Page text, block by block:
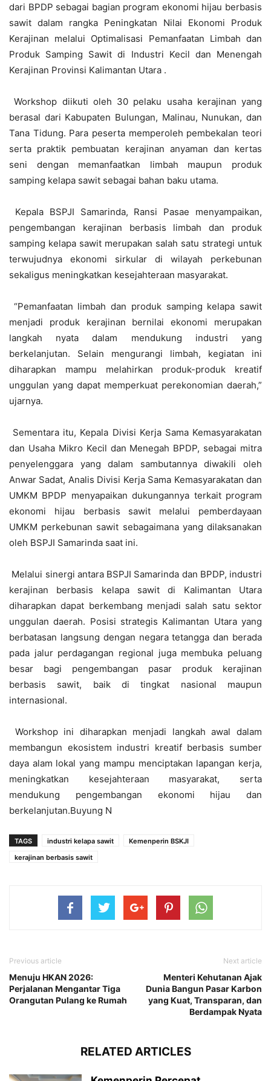
dari BPDP sebagai bagian program ekonomi hijau berbasis
sawit dalam rangka Peningkatan Nilai Ekonomi Produk
Kerajinan melalui Optimalisasi Pemanfaatan Limbah dan
Produk Samping Sawit di Industri Kecil dan Menengah
Kerajinan Provinsi Kalimantan Utara .
Workshop diikuti oleh 30 pelaku usaha kerajinan yang
berasal dari Kabupaten Bulungan, Malinau, Nunukan, dan
Tana Tidung. Para peserta memperoleh pembekalan teori
serta praktik pembuatan kerajinan anyaman dan kertas
seni dengan memanfaatkan limbah maupun produk
samping kelapa sawit sebagai bahan baku utama.
Kepala BSPJI Samarinda, Ransi Pasae menyampaikan,
pengembangan kerajinan berbasis limbah dan produk
samping kelapa sawit merupakan salah satu strategi untuk
terwujudnya ekonomi sirkular di wilayah perkebunan
sekaligus meningkatkan kesejahteraan masyarakat.
“Pemanfaatan limbah dan produk samping kelapa sawit
menjadi produk kerajinan bernilai ekonomi merupakan
langkah nyata dalam mendukung industri yang
berkelanjutan. Selain mengurangi limbah, kegiatan ini
diharapkan mampu melahirkan produk-produk kreatif
unggulan yang dapat memperkuat perekonomian daerah,”
ujarnya.
Sementara itu, Kepala Divisi Kerja Sama Kemasyarakatan
dan Usaha Mikro Kecil dan Menegah BPDP, sebagai mitra
penyelenggara yang dalam sambutannya diwakili oleh
Anwar Sadat, Analis Divisi Kerja Sama Kemasyarakatan dan
UMKM BPDP menyapaikan dukungannya terkait program
ekonomi hijau berbasis sawit melalui pemberdayaan
UMKM perkebunan sawit sebagaimana yang dilaksanakan
oleh BSPJI Samarinda saat ini.
Melalui sinergi antara BSPJI Samarinda dan BPDP, industri
kerajinan berbasis kelapa sawit di Kalimantan Utara
diharapkan dapat berkembang menjadi salah satu sektor
unggulan daerah. Posisi strategis Kalimantan Utara yang
berbatasan langsung dengan negara tetangga dan berada
pada jalur perdagangan regional juga membuka peluang
besar bagi pengembangan pasar produk kerajinan
berbasis sawit, baik di tingkat nasional maupun
internasional.
Workshop ini diharapkan menjadi langkah awal dalam
membangun ekosistem industri kreatif berbasis sumber
daya alam lokal yang mampu menciptakan lapangan kerja,
meningkatkan kesejahteraan masyarakat, serta
mendukung pengembangan ekonomi hijau dan
berkelanjutan.Buyung N
TAGS industri kelapa sawit
Kemenperin BSKJI
kerajinan berbasis sawit
Previous article
Menuju HKAN 2026:
Perjalanan Mengantar Tiga
Orangutan Pulang ke Rumah
Next article
Menteri Kehutanan Ajak
Dunia Bangun Pasar Karbon
yang Kuat, Transparan, dan
Berdampak Nyata
RELATED ARTICLES